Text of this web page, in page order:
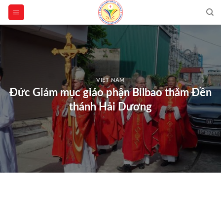
Skip
content
VIỆT NAM
Đức Giám mục giáo phận Bilbao thăm Đền
thánh Hải Dương